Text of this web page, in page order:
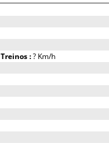
Treinos :? Km/h